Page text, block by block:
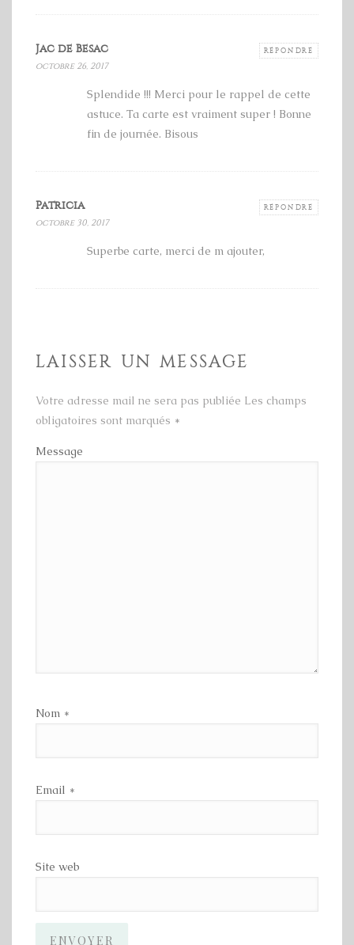
Jac de Besac RÉPONDRE
octobre 26, 2017
Splendide !!! Merci pour le rappel de cette
astuce. Ta carte est vraiment super ! Bonne
fin de journée. Bisous
Patricia RÉPONDRE
octobre 30, 2017
Superbe carte, merci de m ajouter,
LAISSER UN MESSAGE
Votre adresse mail ne sera pas publiée Les champs
obligatoires sont marqués *
Message
Nom *
Email *
Site web